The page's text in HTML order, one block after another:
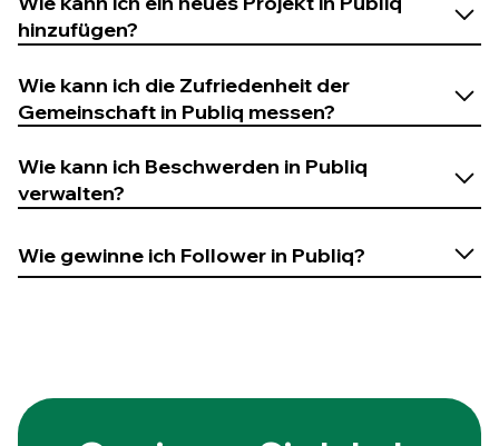
info@publiq.com
hinzufügen?
Projekte hinzufügen oder bearbeiten
Ankündigungen und Updates veröffentlichen
Zufriedenheitsumfragen aktivieren und überwachen
Chatten mit Followern
Berichte generieren
Wie kann ich die Zufriedenheit der
Gemeinschaft in Publiq messen?
Wie kann ich Beschwerden in Publiq
verwalten?
Wie gewinne ich Follower in Publiq?
Pressemitteilungen in lokalen Medien
Briefe an Anwohner